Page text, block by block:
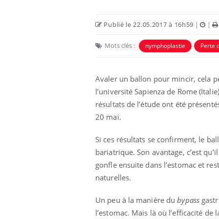
Publié le 22.05.2017 à 16h59 | |
Mots clés : nymphoplastie Perte
Avaler un ballon pour mincir, cela
l’université Sapienza de Rome
résultats de l’étude ont été
20 mai.
Si ces résultats se confirment, le
bariatrique. Son avantage, c’est
gonfle ensuite dans l’estomac et
naturelles.
Un peu à la manière dubypass
l’estomac. Mais là où l’efficacité